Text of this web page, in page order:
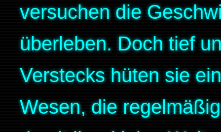
versuchen die
überleben. Doch tief
Verstecks hüten sie
Wesen, die